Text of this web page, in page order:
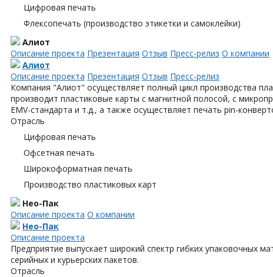
Цифровая печать
Флексопечать (производство этикетки и самоклейки)
Алиот
Описание проекта Презентация Отзыв Пресс-релиз О компании
Алиот
Описание проекта Презентация Отзыв Пресс-релиз
Компания "Алиот" осуществляет полный цикл производства
производит пластиковые карты с магнитной полосой, с
EMV-стандарта и т.д., а также осуществляет печать pin-
Отрасль
Цифровая печать
Офсетная печать
Широкоформатная печать
Производство пластиковых карт
Нео-Пак
Описание проекта О компании
Нео-Пак
Описание проекта
Предприятие выпускает широкий спектр гибких упаковочных
серийных и курьерских пакетов.
Отрасль